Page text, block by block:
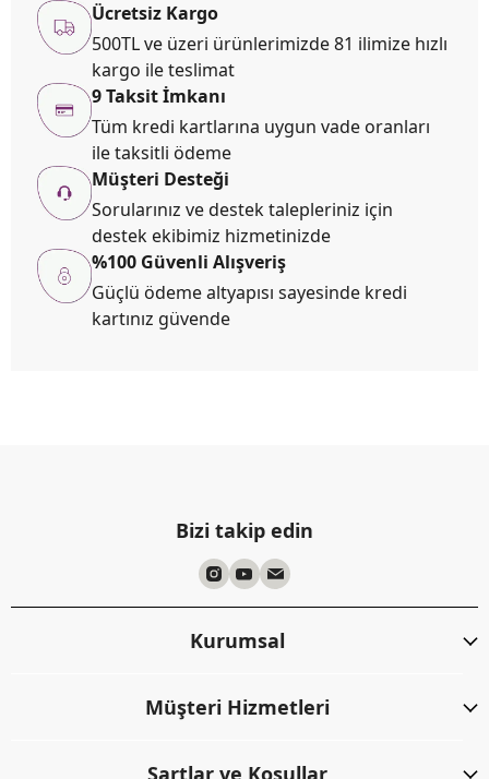
Ücretsiz Kargo
500TL ve üzeri ürünlerimizde 81 ilimize hızlı
kargo ile teslimat
9 Taksit İmkanı
Tüm kredi kartlarına uygun vade oranları
ile taksitli ödeme
Müşteri Desteği
Sorularınız ve destek talepleriniz için
destek ekibimiz hizmetinizde
%100 Güvenli Alışveriş
Güçlü ödeme altyapısı sayesinde kredi
kartınız güvende
Bizi takip edin
Kurumsal
Müşteri Hizmetleri